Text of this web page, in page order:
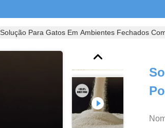
Solução Para Gatos Em Ambientes Fechados